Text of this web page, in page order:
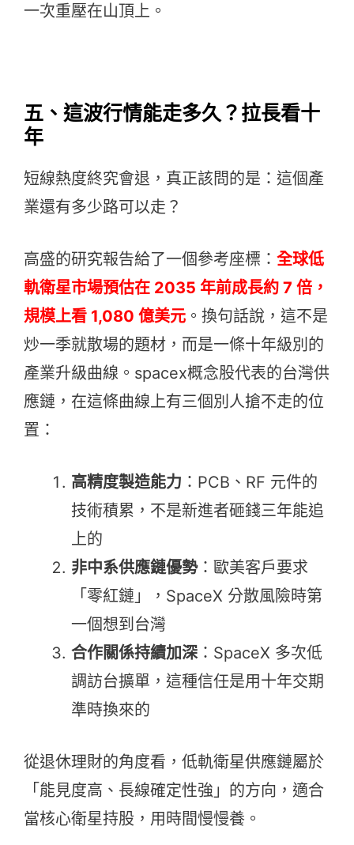
一次重壓在山頂上。
五、這波行情能走多久？拉長看十
年
短線熱度終究會退，真正該問的是：這個產
業還有多少路可以走？
高盛的研究報告給了一個參考座標： 全球低
軌衛星市場預估在 2035 年前成長約 7 倍，
規模上看 1,080 億美元 。換句話說，這不是
炒一季就散場的題材，而是一條十年級別的
產業升級曲線。spacex概念股代表的台灣供
應鏈，在這條曲線上有三個別人搶不走的位
置：
高精度製造能力 ：PCB、RF 元件的
技術積累，不是新進者砸錢三年能追
上的
非中系供應鏈優勢：歐美客戶要求
「零紅鏈」，SpaceX 分散風險時第
一個想到台灣
合作關係持續加深：SpaceX 多次低
調訪台擴單，這種信任是用十年交期
準時換來的
從退休理財的角度看，低軌衛星供應鏈屬於
「能見度高、長線確定性強」的方向，適合
當核心衛星持股，用時間慢慢養。